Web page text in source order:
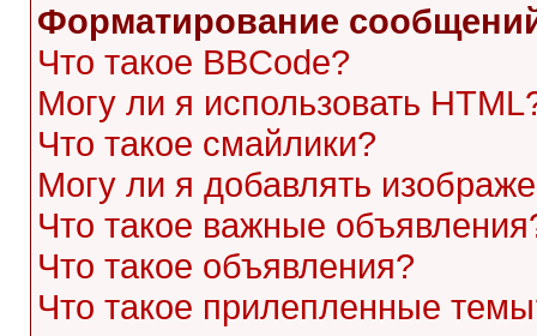
Форматирование
Что такое BBCode?
Могу ли я использовать
Что такое смайлики?
Могу ли я добавлять
Что такое важные
Что такое объявления?
Что такое прилепленные